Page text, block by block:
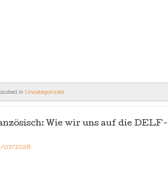
in Uncategorized.
Wie wir uns auf die
07/2026